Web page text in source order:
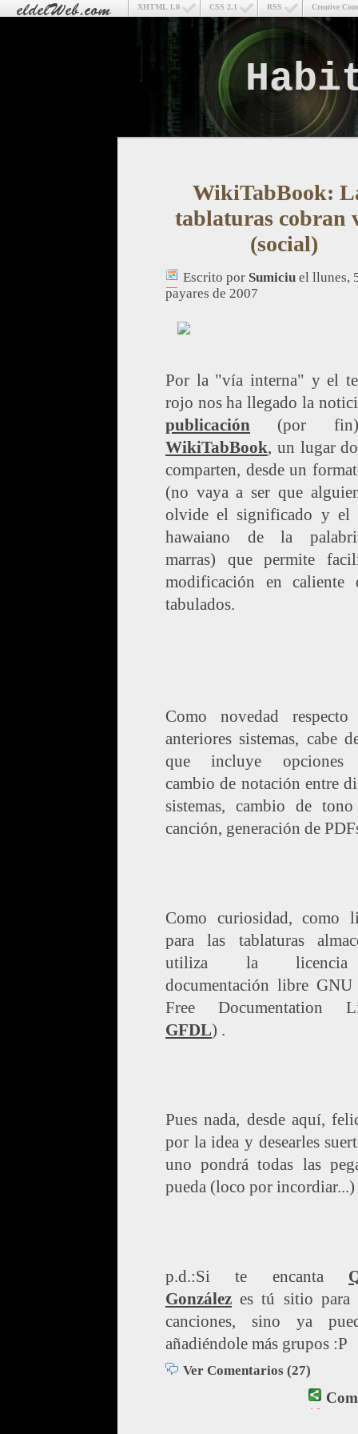
Creative
RSS
CSS 2.1
XHTML 1.0
WikiTabBook:
tablaturas cobran
(social)
Escrito por Sumiciu el llunes,
payares de 2007
Por la "vía interna" y el
rojo nos ha llegado la
publicación (por
WikiTabBook, un lugar
comparten, desde un
(no vaya a ser que
olvide el significado y el
hawaiano de la
marras) que permite
modificación en caliente
tabulados.
Como novedad
anteriores sistemas, cabe
que incluye opciones
cambio de notación entre
sistemas, cambio de
canción, generación de
Como curiosidad, como
para las tablaturas
utiliza la
documentación libre
Free Documentation
GFDL) .
Pues nada, desde aquí,
por la idea y desearles
uno pondrá todas las
pueda (loco por incordiar...)
p.d.:Si te encanta
González es tú sitio para
canciones, sino ya
añadiéndole más grupos :P
Ver Comentarios (27)